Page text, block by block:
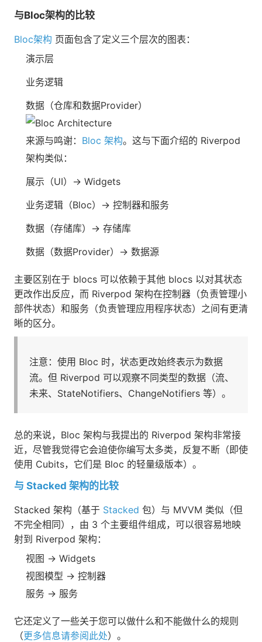
与Bloc架构的比较
Bloc架构 页面包含了定义三个层次的图表：
演示层
业务逻辑
数据（仓库和数据Provider）
来源与鸣谢： Bloc 架构。这与下面介绍的 Riverpod
架构类似：
展示（UI）→ Widgets
业务逻辑（Bloc）→ 控制器和服务
数据（存储库）→ 存储库
数据（数据Provider）→ 数据源
主要区别在于 blocs 可以依赖于其他 blocs 以对其状态
更改作出反应，而 Riverpod 架构在控制器（负责管理小
部件状态）和服务（负责管理应用程序状态）之间有更清
晰的区分。
注意：使用 Bloc 时，状态更改始终表示为数据
流。但 Riverpod 可以观察不同类型的数据（流、
未来、StateNotifiers、ChangeNotifiers 等）。
总的来说，Bloc 架构与我提出的 Riverpod 架构非常接
近，尽管我觉得它会迫使你编写太多类，反复不断（即使
使用 Cubits，它们是 Bloc 的轻量级版本）。
与 Stacked 架构的比较
Stacked 架构（基于 Stacked 包）与 MVVM 类似（但
不完全相同），由 3 个主要组件组成，可以很容易地映
射到 Riverpod 架构：
视图 → Widgets
视图模型 → 控制器
服务 → 服务
它还定义了一些关于您可以做什么和不能做什么的规则
（更多信息请参阅此处）。